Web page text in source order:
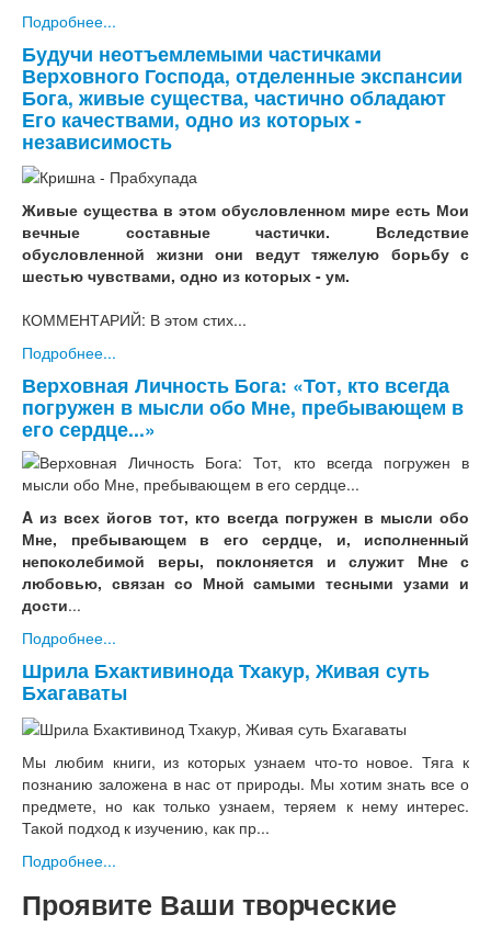
Подробнее...
Будучи неотъемлемыми частичками
Верховного Господа, отделенные экспансии
Бога, живые существа, частично обладают
Его качествами, одно из которых -
независимость
Живые существа в этом обусловленном мире есть Мои
вечные составные частички. Вследствие
обусловленной жизни они ведут тяжелую борьбу с
шестью чувствами, одно из которых - ум.
КОММЕНТАРИЙ: В этом стих...
Подробнее...
Верховная Личность Бога: «Тот, кто всегда
погружен в мысли обо Мне, пребывающем в
его сердце...»
A из всех йогов тот, кто всегда погружен в мысли обо
Мне, пребывающем в его сердце, и, исполненный
непоколебимой веры, поклоняется и служит Мне с
любовью, связан со Мной самыми тесными узами и
дости...
Подробнее...
Шрила Бхактивинода Тхакур, Живая суть
Бхагаваты
Мы любим книги, из которых узнаем что-то новое. Тяга к
познанию заложена в нас от природы. Мы хотим знать все о
предмете, но как только узнаем, теряем к нему интерес.
Такой подход к изучению, как пр...
Подробнее...
Проявите Ваши творческие